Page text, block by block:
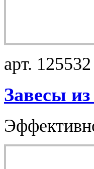
арт. 125532
Завесы